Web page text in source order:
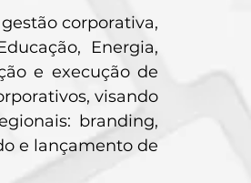
corporativa,
Energia,
e execução de
visando
branding,
e lançamento de